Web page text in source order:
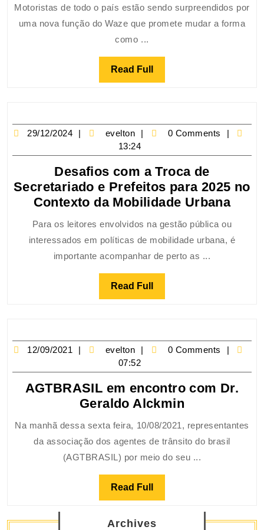
Motoristas de todo o país estão sendo surpreendidos por
uma nova função do Waze que promete mudar a forma
como ...
Read Full
29/12/2024 evelton
0 Comments
13:24
Desafios com a Troca de
Secretariado e Prefeitos para 2025 no
Contexto da Mobilidade Urbana
Para os leitores envolvidos na gestão pública ou
interessados em políticas de mobilidade urbana, é
importante acompanhar de perto as ...
Read Full
12/09/2021 evelton
0 Comments
07:52
AGTBRASIL em encontro com Dr.
Geraldo Alckmin
Na manhã dessa sexta feira, 10/08/2021, representantes
da associação dos agentes de trânsito do brasil
(AGTBRASIL) por meio do seu ...
Read Full
Archives